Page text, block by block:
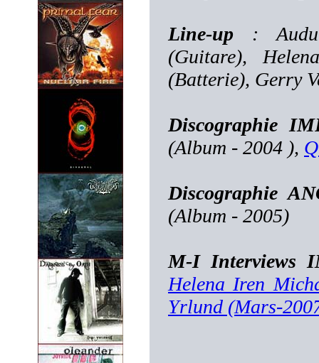
Line-up :
(Guitare),
(Batterie), Gerry
Discographie
(Album - 2004 ),
Discographie
(Album - 2005)
M-I Interviews
Helena Iren
Yrlund (Mars-